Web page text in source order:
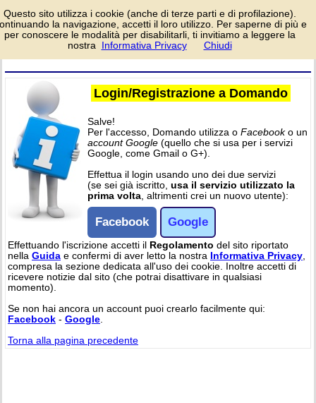
Pagina di
login/registrazione al
sito Domando, per
partecipare alle attività del sito. Per l'accesso è richiesto un account
Login/Registrazione a Domando
Salve!
Per l'accesso, Domando utilizza o Facebooko un
account Google (quello che si usa per i servizi
Google, come Gmail o G+).
Effettua il login usando uno dei due servizi
(se sei già iscritto, usa il servizio utilizzato la
prima volta , altrimenti crei un nuovo utente):
Facebook Google
Effettuando l'iscrizione accetti il Regolamento del sito riportato
nella Guida e confermi di aver letto la nostra Informativa Privacy
compresa la sezione dedicata all'uso dei cookie. Inoltre accetti di
ricevere notizie dal sito (che potrai disattivare in qualsiasi
momento).
Se non hai ancora un account puoi crearlo facilmente qui:
Facebook - Google
Torna alla pagina precedente
Questo sito utilizza i cookie (anche di terze parti e di profilazione).
la navigazione, accetti il loro utilizzo. Per saperne di più e
per conoscere le modalità per disabilitarli, ti invitiamo a leggere la
nostra
Informativa Privacy Chiudi